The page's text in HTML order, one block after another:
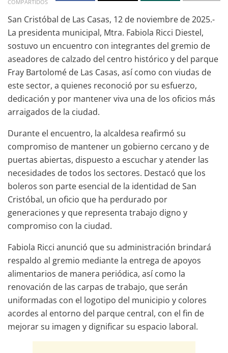
COMPARTIDOS
San Cristóbal de Las Casas, 12 de noviembre de 2025.-
La presidenta municipal, Mtra. Fabiola Ricci Diestel,
sostuvo un encuentro con integrantes del gremio de
aseadores de calzado del centro histórico y del parque
Fray Bartolomé de Las Casas, así como con viudas de
este sector, a quienes reconoció por su esfuerzo,
dedicación y por mantener viva una de los oficios más
arraigados de la ciudad.
Durante el encuentro, la alcaldesa reafirmó su
compromiso de mantener un gobierno cercano y de
puertas abiertas, dispuesto a escuchar y atender las
necesidades de todos los sectores. Destacó que los
boleros son parte esencial de la identidad de San
Cristóbal, un oficio que ha perdurado por
generaciones y que representa trabajo digno y
compromiso con la ciudad.
Fabiola Ricci anunció que su administración brindará
respaldo al gremio mediante la entrega de apoyos
alimentarios de manera periódica, así como la
renovación de las carpas de trabajo, que serán
uniformadas con el logotipo del municipio y colores
acordes al entorno del parque central, con el fin de
mejorar su imagen y dignificar su espacio laboral.